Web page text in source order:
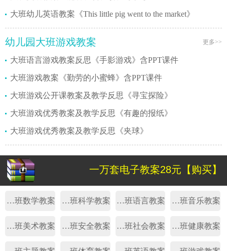
大班幼儿英语教案《This little pig went to the market》
更多>>
幼儿园大班游戏教案
大班语言游戏教案反思《手影游戏》含PPT课件
大班游戏教案《勤劳的小蜜蜂》含PPT课件
大班游戏公开课教案及教学反思《寻宝探险》
大班游戏优秀教案及教学反思《有趣的报纸》
大班游戏优秀教案及教学反思《夹球》
一万套电子教案28元【购买】
幼儿园大班数学教案 幼儿园大班科学教案 幼儿园大班语言教案 幼儿园大班音乐教案
幼儿园大班美术教案 幼儿园大班安全教案 幼儿园大班社会教案 幼儿园大班健康教案